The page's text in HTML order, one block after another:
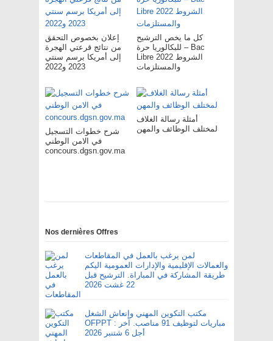
إعلان بخصوص التحقق
من نتائج قرعتي الهجرة
إلى أمريكا برسم سنتي
2023 و2022
كل ما يخص الترشيح
للبكالوريا حرة – Bac
Libre 2022 الشروط
والمستلزمات
شرح خطوات التسجيل
في الامن الوطني
concours.dgsn.gov.ma
أمثلة رسالة الغلاف
لمختلف الوظائف والمهن
Nos dernières Offres
لمن يرغب بالعمل في المقاطعات
والعمالات الإقليمية والإدارات العمومية اليكم
طريقة المشاركة في المباراة. الترشيح قبل
22 غشت 2026
مكتب التكوين المهني وإنعاش الشغل
OFPPT : مباريات لتوظيف 91 مناصب. آخر
أجل 6 شتنبر 2026